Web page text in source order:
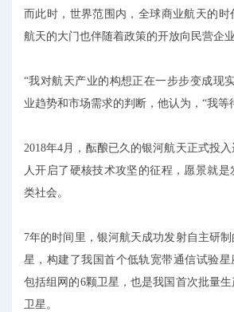
而此时，世界范围内，全球商业航天的时
航天的大门也伴随着政策的开放向民营企业
“我对航天产业的构想正在一步步变成现
业趋势和市场需求的判断，他认为，“我等
2018年4月，酝酿已久的银河航天正式投
人开启了硬核技术攻坚的征程，愿景就是
类社会。
7年的时间里，银河航天成功发射自主研
星，构建了我国首个低轨宽带通信试验星
包括组网的6颗卫星，也是我国首次批量
卫星。